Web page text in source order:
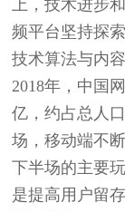
上，技术进步
频平台坚持探
技术算法与内
2018年，中国
亿，约占总人
场，移动端不
下半场的主要
是提高用户留